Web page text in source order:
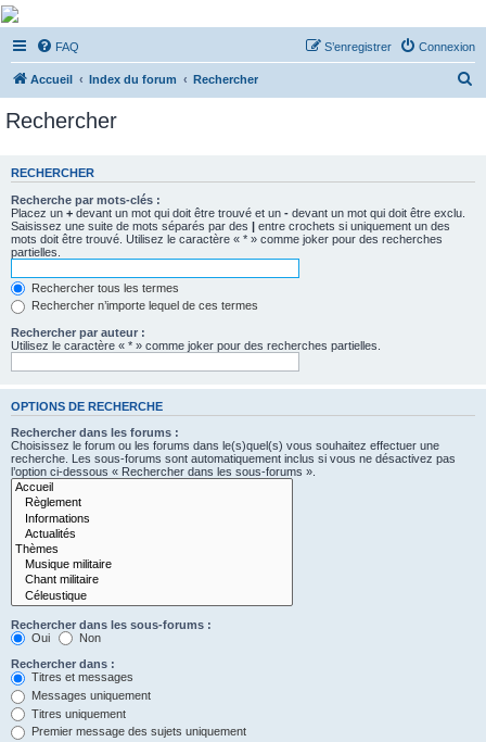
De Musicae Militari -
Forums
Forums de discussions
FAQ Connexion
S’enregistrer
Accueil Index du forum Rechercher
e
Rechercher
RECHERCHER
Recherche par mots-clés :
Placez un + devant un mot qui doit être trouvé et un - devant un mot qui doit être exclu.
Saisissez une suite de mots séparés par des | entre crochets si uniquement un des
mots doit être trouvé. Utilisez le caractère « * » comme joker pour des recherches
partielles.
Rechercher tous les termes
Rechercher n’importe lequel de ces termes
Rechercher par auteur :
Utilisez le caractère « * » comme joker pour des recherches partielles.
OPTIONS DE RECHERCHE
Rechercher dans les forums :
Choisissez le forum ou les forums dans le(s)quel(s) vous souhaitez effectuer une
recherche. Les sous-forums sont automatiquement inclus si vous ne désactivez pas
l’option ci-dessous « Rechercher dans les sous-forums ».
Rechercher dans les sous-forums :
Oui
Non
Rechercher dans :
Titres et messages
Messages uniquement
Titres uniquement
Premier message des sujets uniquement